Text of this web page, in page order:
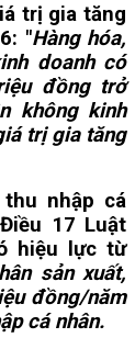
trị gia tăng
"Hàng hóa,
doanh có
đồng trở
không kinh
trị gia tăng
nhập cá
17 Luật
hiệu lực từ
sản xuất,
đồng/năm
cá nhân.